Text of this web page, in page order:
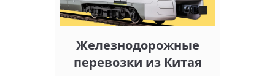
Железнодорожные
перевозки из Китая